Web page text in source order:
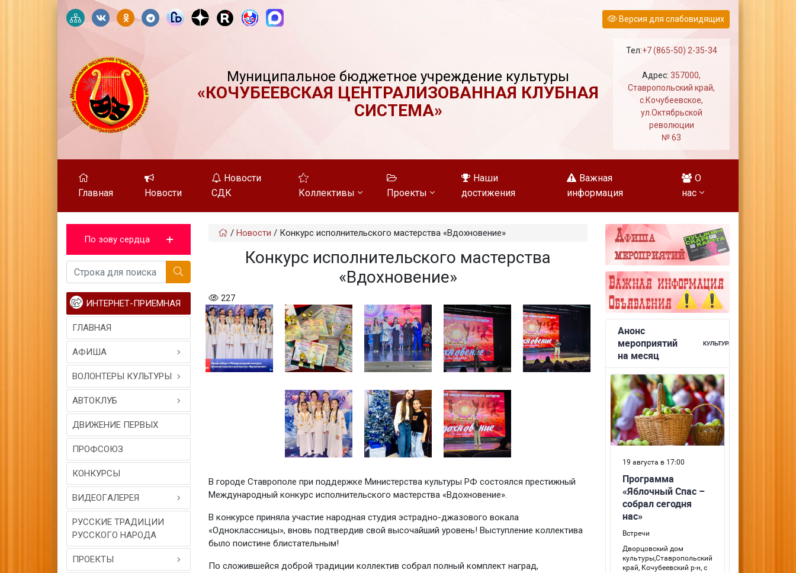
Версия для слабовидящих
Муниципальное бюджетное учреждение культуры
«КОЧУБЕЕВСКАЯ ЦЕНТРАЛИЗОВАННАЯ КЛУБНАЯ
СИСТЕМА»
Тел:+7 (865-50) 2-35-34
Адрес:357000,
Ставропольский край,
с.Кочубеевское,
ул.Октябрьской
революции
№ 63
Главная Новости
Новости
СДК
Коллективы Проекты
Наши
достижения
Важная
информация
О
нас
По зову сердца
ИНТЕРНЕТ-ПРИЕМНАЯ
ГЛАВНАЯ
АФИША
ВОЛОНТЕРЫ КУЛЬТУРЫ
АВТОКЛУБ
ДВИЖЕНИЕ ПЕРВЫХ
ПРОФСОЮЗ
КОНКУРСЫ
ВИДЕОГAЛЕРЕЯ
РУССКИЕ ТРАДИЦИИ
РУССКОГО НАРОДА
ПРОЕКТЫ
/ Новости / Конкурс исполнительского мастерства «Вдохновение»
Конкурс исполнительского мастерства
«Вдохновение»
227
В городе Ставрополе при поддержке Министерства культуры РФ состоялся престижный
Международный конкурс исполнительского мастерства «Вдохновение».
В конкурсе приняла участие народная студия эстрадно-джазового вокала
«Одноклассницы», вновь подтвердив свой высочайший уровень! Выступление коллектива
было поистине блистательным!
По сложившейся доброй традиции коллектив собрал полный комплект наград,